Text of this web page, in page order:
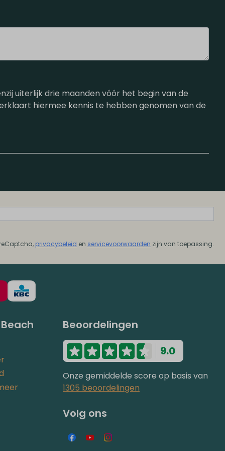
uiterlijk drie maanden vóór het begin van de
hiermee kennis te hebben genomen van de
privacybeleid en servicevoorwaarden zijn van toepassing.
Beoordelingen
9.0
Onze gemiddelde score op basis van
1305 beoordelingen
Volg ons